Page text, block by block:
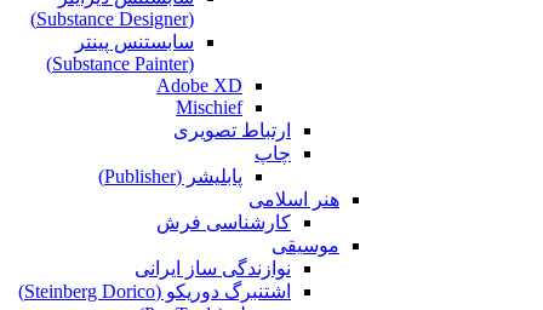
(Substance Designer)
سابستنس پینتر
(Substance Painter)
Adobe XD
Mischief
ارتباط تصویری
چاپ
پابلیشر (Publisher)
هنر اسلامی
کارشناسی فرش
موسیقی
نوازندگی ساز ایرانی
اشتنبرگ دوریکو (Steinberg Dorico)